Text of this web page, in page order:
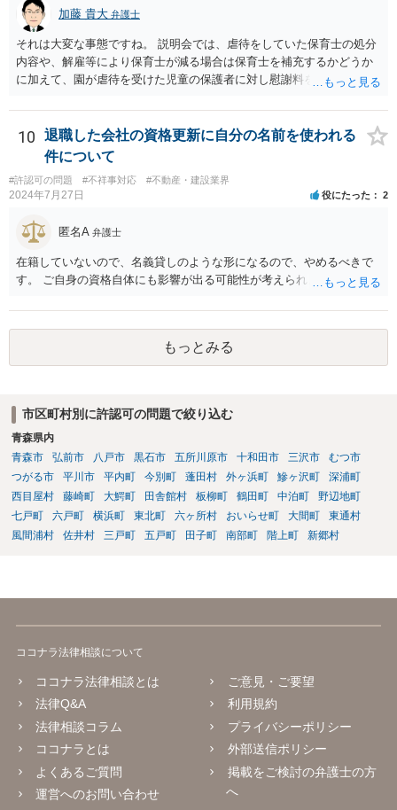
加藤 貴大 弁護士
それは大変な事態ですね。 説明会では、虐待をしていた保育士の処分
内容や、解雇等により保育士が減る場合は保育士を補充するかどうか
に加えて、園が虐待を受けた児童の保護者に対し慰謝料を支払うかど
対する慰謝料の支払いをする意思がないようであれば、訴訟提起も視
野に入れるとよいでしょう。その場合、お一人お一人の慰謝料額はあ
まり高額にならず弁護士費用のほうが高くなるおそれがありますの
で、集団で同じ弁護士に依頼したほうが、弁護士費用は抑えられると
思います（ただし、全員分の慰謝料を園が支払えない場合には、誰が
いくら取得するかで揉めてしまうと弁護士が辞任せざるを得なくなり
ますので、そういったリスクを慎重に検討した上でご判断いただく必
要があります）。
10
退職した会社の資格更新に自分の名前を使われる
件について
#許認可の問題 #不祥事対応 #不動産・建設業界
2024年7月27日 役にたった 2
匿名A 弁護士
在籍していないので、名義貸しのような形になるので、やめるべきで
す。 ご自身の資格自体にも影響が出る可能性が考えられます。
もっとみる
市区町村別に許認可の問題で絞り込む
青森県内
青森市
弘前市 八戸市 黒石市 五所川原市 十和田市 三沢市
むつ市
つがる市
平川市 平内町 今別町 蓬田村 外ヶ浜町 鰺ヶ沢町
深浦町
西目屋村
藤崎町 大鰐町 田舎館村 板柳町 鶴田町 中泊町
野辺地町
七戸町
六戸町 横浜町 東北町 六ヶ所村 おいらせ町 大間町
東通村
風間浦村
佐井村 三戸町 五戸町 田子町 南部町 階上町 新郷村
ココナラ法律相談について
ココナラ法律相談とは
法律Q&A
法律相談コラム
ココナラとは
よくあるご質問
運営へのお問い合わせ
ご意見・ご要望
利用規約
プライバシーポリシー
外部送信ポリシー
掲載をご検討の弁護士の方
へ